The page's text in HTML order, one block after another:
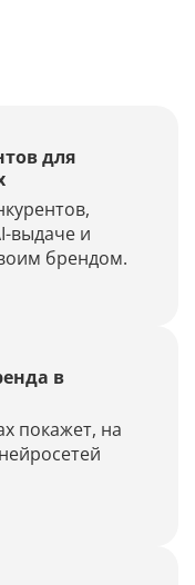
для
выдаче и
брендом.
в
покажет, на